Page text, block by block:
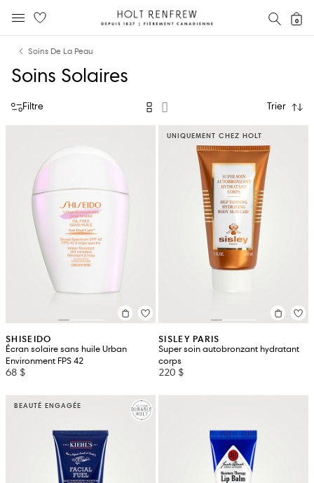
Holt
0
Soins De La Peau
Soins Solaires
Filtre Trier
SHISEIDO
Écran solaire sans huile Urban
Environment FPS 42
68 $
UNIQUEMENT CHEZ HOLT
SISLEY PARIS
Super soin autobronzant hydratant
corps
220 $
BEAUTÉ ENGAGÉE